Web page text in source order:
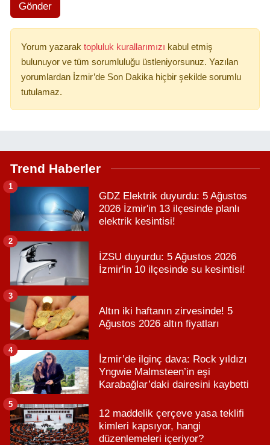
Gönder
Yorum yazarak topluluk kurallarımızı kabul etmiş
bulunuyor ve tüm sorumluluğu üstleniyorsunuz. Yazılan
yorumlardan İzmir’de Son Dakika hiçbir şekilde sorumlu
tutulamaz.
Trend Haberler
GDZ Elektrik duyurdu: 5 Ağustos
2026 İzmir'in 13 ilçesinde planlı
elektrik kesintisi!
1
İZSU duyurdu: 5 Ağustos 2026
İzmir'in 10 ilçesinde su kesintisi!
2
Altın iki haftanın zirvesinde! 5
Ağustos 2026 altın fiyatları
3
İzmir’de ilginç dava: Rock yıldızı
Yngwie Malmsteen’in eşi
Karabağlar’daki dairesini kaybetti
4
12 maddelik çerçeve yasa teklifi
kimleri kapsıyor, hangi
düzenlemeleri içeriyor?
5